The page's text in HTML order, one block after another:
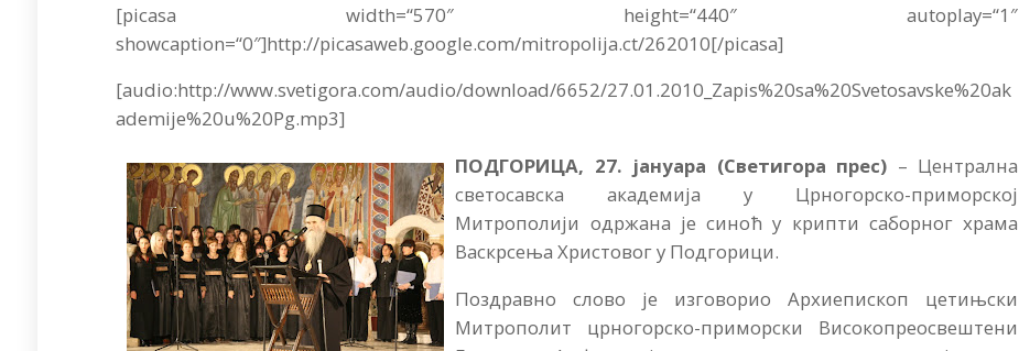
[picasa width=“570″ height=“440″ autoplay=“1″
showcaption=“0″]http://picasaweb.google.com/mitropolija.ct/262010[/picasa]
[audio:http://www.svetigora.com/audio/download/6652/27.01.2010_Zapis%20sa%20Svetosavske%20ak
ademije%20u%20Pg.mp3]
ПОДГОРИЦА, 27. јануара (Светигора прес) – Централна
светосавска академија у Црногорско-приморској
Митрополији одржана је синоћ у крипти саборног храма
Васкрсења Христовог у Подгорици.
Поздравно слово је изговорио Архиепископ цетињски
Митрополит црногорско-приморски Високопреосвештени